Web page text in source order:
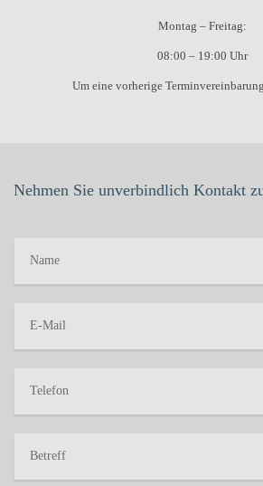
Montag – Freitag:
08:00 – 19:00 Uhr
Um eine vorherige
Nehmen Sie unverbindlich Kontakt